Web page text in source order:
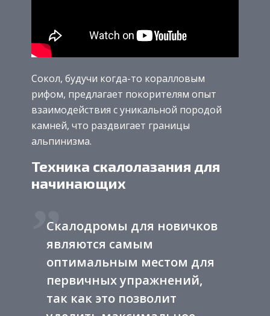
Сокол, будучи когда-то коралловым
рифом, предлагает покорителям опыт
взаимодействия с уникальной породой
камней, что раздвигает границы
альпинизма.
Техника скалолазания для
начинающих
Скалодромы для новичков
являются самым
оптимальным местом для
первичных упражнений,
так как это позволит